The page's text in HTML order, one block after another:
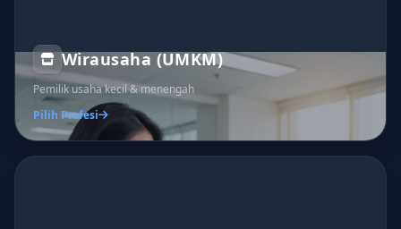
Wirausaha (UMKM)
Pemilik usaha kecil & menengah
Pilih Profesi